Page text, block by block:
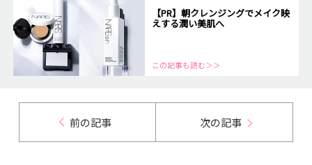
【PR】朝クレンジングでメイク映
えする潤い美肌へ
この記事も読む＞＞
前の記事 次の記事